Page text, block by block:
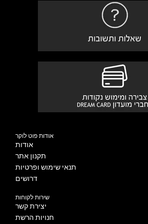
אודות פוט לוקר
אודות
תקנון אתר
תנאי שימוש ופרטיות
דרושים
שירות לקוחות
יצירת קשר
חנויות הרשת